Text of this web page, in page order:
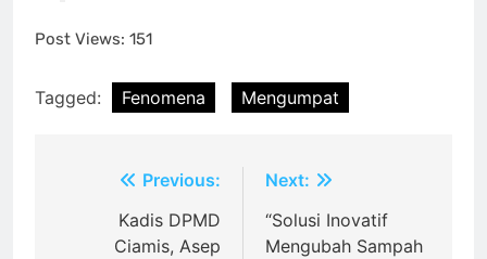
Post Views: 151
Tagged: Fenomena Mengumpat
navigation
Previous:
Kadis DPMD
Ciamis, Asep
Next:
“Solusi Inovatif
Mengubah Sampah